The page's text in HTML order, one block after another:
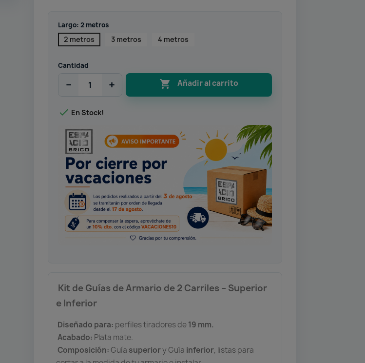
Largo: 2 metros
2 metros 3 metros 4 metros
Cantidad
− +  Añadir al carrito
 En Stock!
Kit de Guías de Armario de 2 Carriles – Superior
e Inferior
Diseñado para: perfiles tiradores de19 mm.
Acabado: Plata mate.
Composición: Guía superiory Guía inferior, listas para